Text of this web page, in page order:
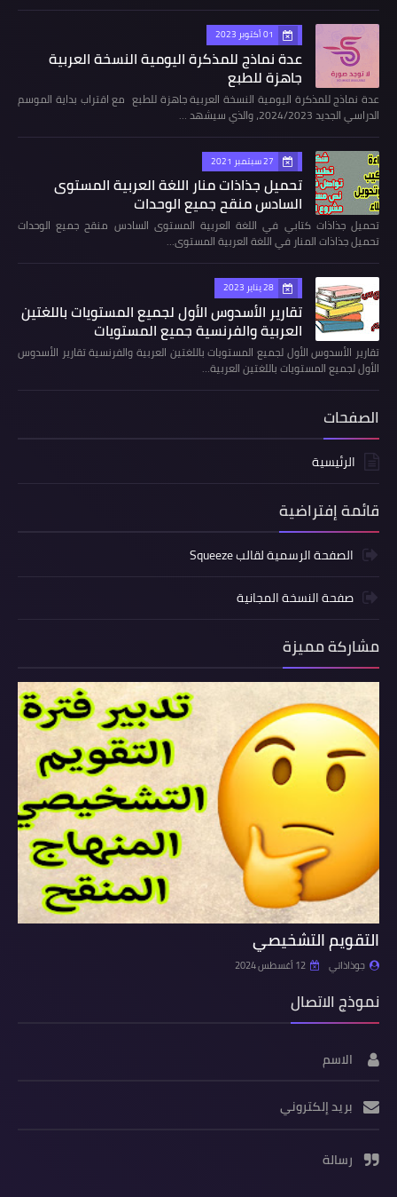
01 أكتوبر 2023
عدة نماذج للمذكرة اليومية النسخة العربية
جاهزة للطبع
عدة نماذج للمذكرة اليومية النسخة العربية جاهزة للطبع مع اقتراب بداية الموسم
الدراسي الجديد 2024/2023، والذي سيشهد …
27 سبتمبر 2021
تحميل جذاذات منار اللغة العربية المستوى
السادس منقح جميع الوحدات
تحميل جذاذات كتابي في اللغة العربية المستوى السادس منقح جميع الوحدات
تحميل جذاذات المنار في اللغة العربية المستوى…
28 يناير 2023
تقارير الأسدوس الأول لجميع المستويات باللغتين
العربية والفرنسية جميع المستويات
تقارير الأسدوس الأول لجميع المستويات باللغتين العربية والفرنسية تقارير الأسدوس
الأول لجميع المستويات باللغتين العربية…
الصفحات
الرئيسية
قائمة إفتراضية
الصفحة الرسمية لقالب Squeeze
صفحة النسخة المجانية
مشاركة مميزة
التقويم التشخيصي
جوذاذاتي 12 أغسطس 2024
نموذج الاتصال
الاسم
بريد إلكتروني
رسالة